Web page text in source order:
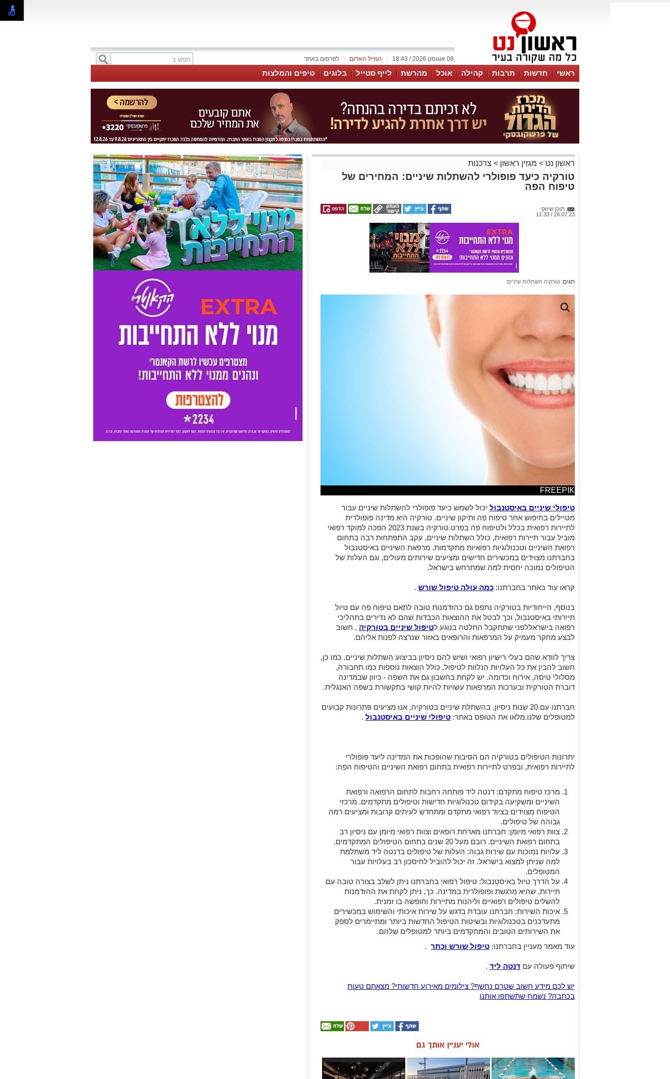
לפרסום באתר המייל האדום 08 אוגוסט 2026 / 18:43
ראשי חדשות תרבות קהילה אוכל מהרשת לייף סטייל בלוגים טיפים והמלצות
ראשון נט > מגזין ראשון > צרכנות
טורקיה כיעד פופולרי להשתלות שיניים: המחירים של
טיפוח הפה
תוכן שיווקי
26.07.23 / 11:33
תגים: טורקיה השתלות שיניים
FREEPIK
טיפולי שיניים באיסטנבול יכול לשמש כיעד פופולרי להשתלות שיניים עבור
מטיילים בחיפוש אחר טיפוח פה ותיקון שיניים. טורקיה היא מדינה פופולרית
לתיירות רפואית בכלל ולטיפוח פה בפרט.טורקיה בשנת 2023 הפכה למוקד רפואי
מוביל עבור תיירות רפואית, כולל השתלות שיניים, עקב התפתחות רבה בתחום
רפואת השיניים וטכנולוגיות רפואיות מתקדמות. מרפאת השיניים באיסטנבול
בחברתנו מצוידים במכשירים חדישים ומציעים שירותים מעולים, וגם העלות של
הטיפולים נמוכה יחסית למה שמתרחש בישראל.
קראו עוד באתר בחברתנו: כמה עולה טיפול שורש .
בנוסף, הייחודיות בטורקיה נתפס גם כהזדמנות טובה לתאם טיפוח פה עם טיול
תיירותי באיסטנבול, וכך לבטל את ההוצאות הכבדות שהם לא נדירים בתהליכי
רפואה בישראללפני שתתקבל החלטה בנוגע לטיפול שיניים בטורקיה , חשוב
לבצע מחקר מעמיק על המרפאות והרופאים באזור שנרצה לפנות אליהם.
צריך לוודא שהם בעלי רישיון רפואי ושיש להם ניסיון בביצוע השתלות שיניים. כמו כן,
חשוב להבין את כל העלויות הנלוות לטיפול, כולל הוצאות נוספות כמו תחבורה,
מסלולי טיסה, אירוח וכדומה. יש לקחת בחשבון גם את השפה - כיוון שבמדינה
דוברת הטורקית ובערכות המרפאות עשויות להיות קושי בתקשורת בשפה האנגלית.
חברתנו עם 20 שנות ניסיון, בהשתלת שיניים בטורקיה, אנו מציעים פתרונות קבועים
למטופלים שלנו.מלאו את הטופס באתר: טיפולי שיניים באיסטנבול .
יתרונות הטיפולים בטורקיה הם הסיבות שהופכות את המדינה ליעד פופולרי
לתיירות רפואית, ובפרט לתיירות רפואית בתחום רפואת השיניים והטיפוח הפה:
מרכז טיפוח מתקדם: דנטה ליד פותחה רחבות לתחום הרפואה ורפואת
השיניים ומשקיעה בקידום טכנולוגיות חדישות וטיפולים מתקדמים. מרכזי
הטיפוח מצוידים בציוד רפואי מתקדם ומתחדש לעיתים קרובות ומציעים רמה
גבוהה של טיפולים.
צוות רפואי מיומן: חברתנו מארחת רופאים וצוות רפואי מיומן עם ניסיון רב
בתחום רפואת השיניים. רובם מעל 20 שנים בתחום הטיפולים המתקדמים.
עלויות נמוכות עם שירות גבוה: העלות של טיפולים בדנטה ליד משתלמת
למה שניתן למצוא בישראל. זה יכול להוביל לחיסכון רב בעלויות עבור
המטופלים.
על הדרך טיול באיסטנבול: טיפול רפואי בחברתנו ניתן לשלב בצורה טובה עם
תיירות, שהיא מרגשת ופופולרית במדינה. כך, ניתן לקחת את ההזדמנות
להשלים טיפולים רפואיים וליהנות מתיירות וחופשה בו זמנית.
איכות השירות: חברתנו עובדת בדגש על שירות איכותי והשימוש במכשירים
מתעדכנים בטכנולוגיות ובשיטות הטיפול החדשות ביותר ומתיימרים לספק
את השירותים הטובים והמתקדמים ביותר למטופלים שלהם.
עוד מאמר מעניין בחברתנו: טיפול שורש וכתר .
שיתוף פעולה עם דנטה ליד .
יש לכם מידע חשוב שטרם נחשף? צילומים מאירוע חדשותי? מצאתם טעות
בכתבה? נשמח שתשתפו אותנו
אולי יעניין אותך גם